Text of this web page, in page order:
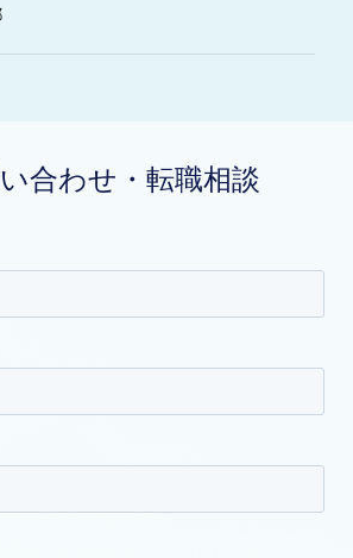
合わせ・転職相談